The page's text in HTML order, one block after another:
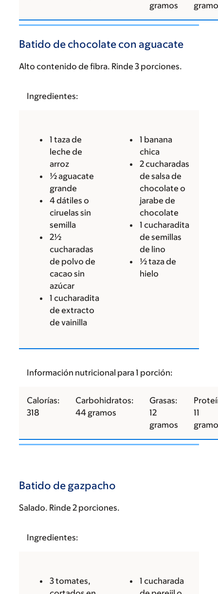
gramos
Batido de chocolate con aguacate
Alto contenido de fibra. Rinde 3 porciones.
Ingredientes:
1 taza de
leche de
arroz
½ aguacate
grande
4 dátiles o
ciruelas sin
semilla
2½
cucharadas
de polvo de
cacao sin
azúcar
1 cucharadita
de extracto
de vainilla
1 banana
chica
2 cucharadas
de salsa de
chocolate o
jarabe de
chocolate
1 cucharadita
de semillas
de lino
½ taza de
hielo
Información nutricional para 1 porción:
Calorías:
318
Carbohidratos:
44 gramos
Grasas:
12
gramos
11
Batido de gazpacho
Salado. Rinde 2 porciones.
Ingredientes:
3 tomates,
1 cucharada